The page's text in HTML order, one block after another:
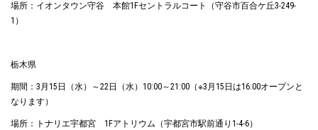
場所：イオンタウン守谷 本館1Fセントラルコート（守谷市百合ケ丘3-249-
1）
栃木県
期間：3月15日（水）～22日（水）10:00～21:00（※3月15日は16:00オープンと
なります）
場所：トナリエ宇都宮 1Fアトリウム（宇都宮市駅前通り1-4-6）